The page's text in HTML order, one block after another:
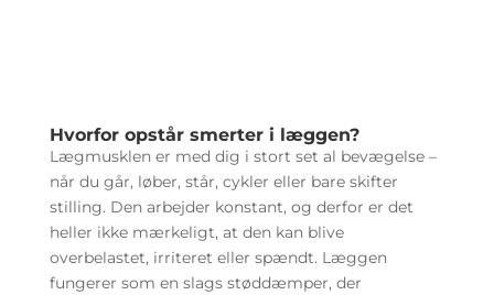
Hvorfor opstår smerter i læggen?
Lægmusklen er med dig i stort set al bevægelse –
når du går, løber, står, cykler eller bare skifter
stilling. Den arbejder konstant, og derfor er det
heller ikke mærkeligt, at den kan blive
overbelastet, irriteret eller spændt. Læggen
fungerer som en slags støddæmper, der